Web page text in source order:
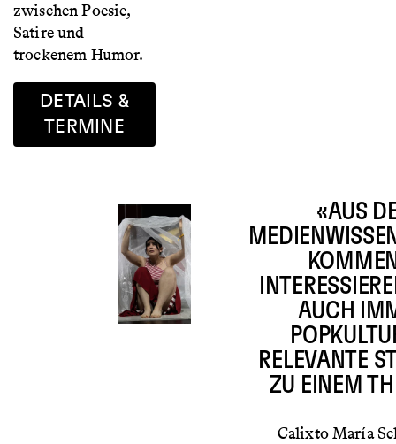
zwischen Poesie,
Satire und
trockenem Humor.
DETAILS &
TERMINE
«AUS
AUCH
RELEVANTE
ZU EINEM
Calixto María